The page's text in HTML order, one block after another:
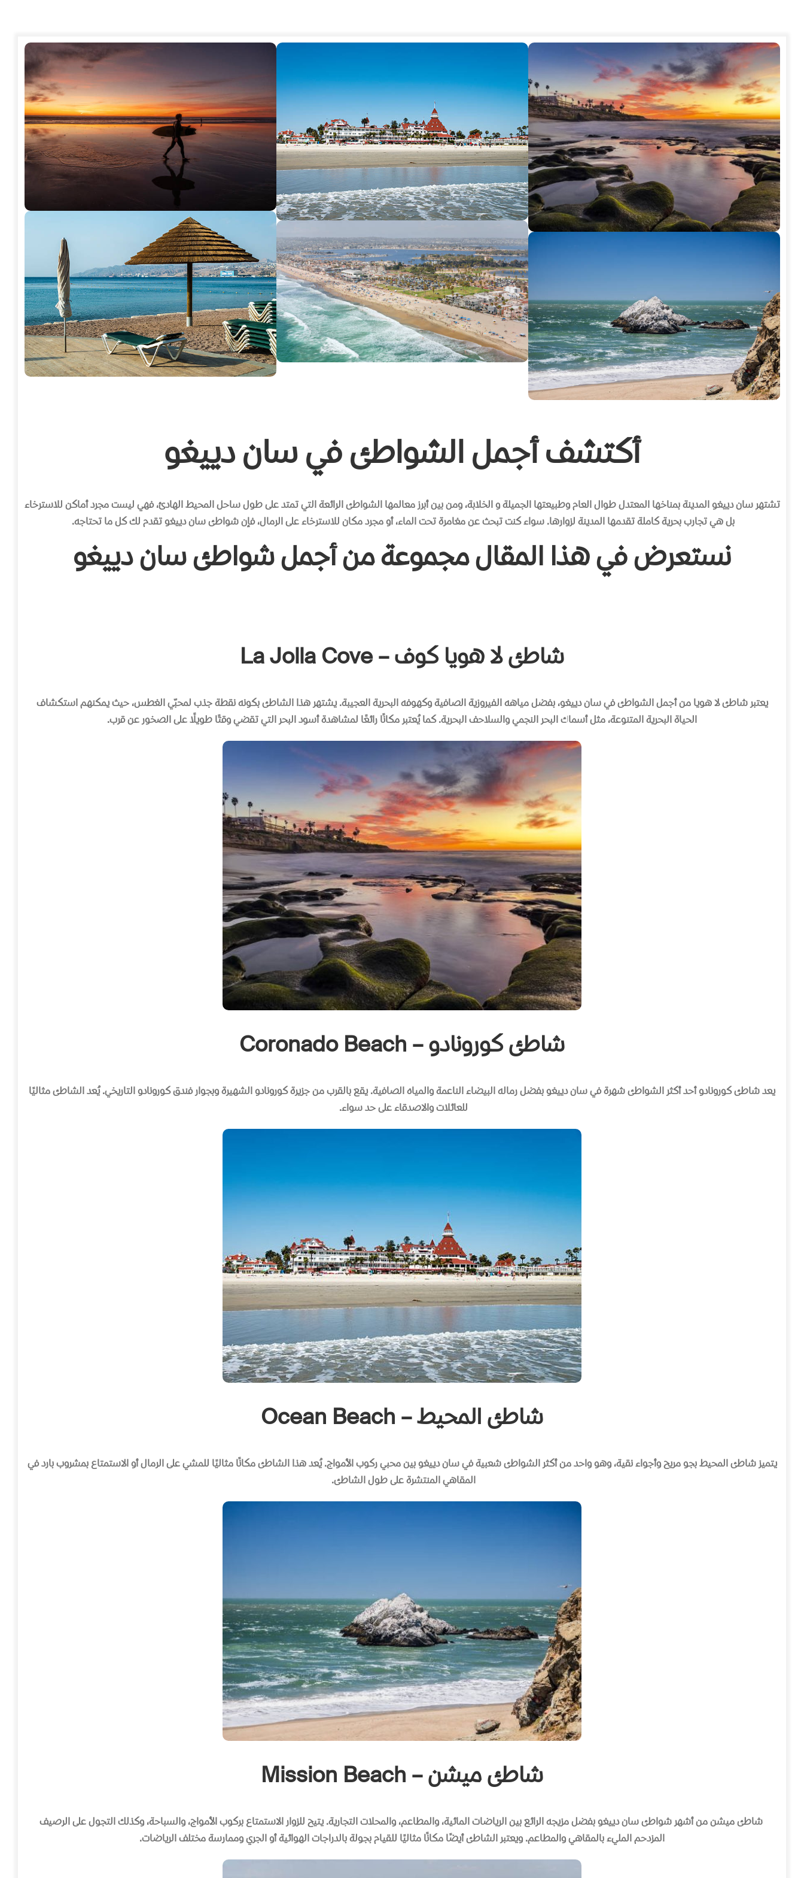
أكتشف أجمل الشواطئ في سان دييغو
تشتهر سان دييغو المدينة بمناخها المعتدل طوال العام وطبيعتها الجميلة و الخلابة، ومن بين أبرز معالمها الشواطئ الرائعة التي تمتد على طول ساحل المحيط الهادئ، فهي ليست مجرد أماكن للاسترخاء
بل هي تجارب بحرية كاملة تقدمها المدينة لزوارها. سواء كنت تبحث عن مغامرة تحت الماء، أو مجرد مكان للاسترخاء على الرمال، فإن شواطئ سان دييغو تقدم لك كل ما تحتاجه.
نستعرض في هذا المقال مجموعة من أجمل شواطئ سان دييغو
شاطئ لا هويا كوف – La Jolla Cove
يعتبر شاطئ لا هويا من أجمل الشواطئ في سان دييغو، بفضل مياهه الفيروزية الصافية وكهوفه البحرية العجيبة.يشتهر هذا الشاطئ بكونه نقطة جذب لمحبّي الغطس، حيث يمكنهم استكشاف
الحياة البحرية المتنوعة، مثل أسماك البحر النجمي والسلاحف البحرية.كما يُعتبر مكانًا رائعًا لمشاهدة أسود البحر التي تقضي وقتًا طويلًا على الصخور عن قرب.
شاطئ كورونادو – Coronado Beach
يعد شاطئ كورونادو أحد أكثر الشواطئ شهرة في سان دييغو بفضل رماله البيضاء الناعمة والمياه الصافية.يقع بالقرب من جزيرة كورونادو الشهيرة وبجوار فندق كورونادو التاريخي.يُعد الشاطئ مثاليًا
للعائلات والاصدقاء على حد سواء.
شاطئ المحيط – Ocean Beach
يتميز شاطئ المحيط بجو مريح وأجواء نقية، وهو واحد من أكثر الشواطئ شعبية في سان دييغو بين محبي ركوب الأمواج.يُعد هذا الشاطئ مكانًا مثاليًا للمشي على الرمال أو الاستمتاع بمشروب بارد في
المقاهي المنتشرة على طول الشاطئ.
شاطئ ميشن – Mission Beach
شاطئ ميشن من أشهر شواطئ سان دييغو بفضل مزيجه الرائع بين الرياضات المائية، والمطاعم، والمحلات التجارية.يتيح للزوار الاستمتاع بركوب الأمواج، والسباحة، وكذلك التجول على الرصيف
المزدحم المليء بالمقاهي والمطاعم.ويعتبر الشاطئ أيضًا مكانًا مثاليًا للقيام بجولة بالدراجات الهوائية أو الجري وممارسة مختلف الرياضات.